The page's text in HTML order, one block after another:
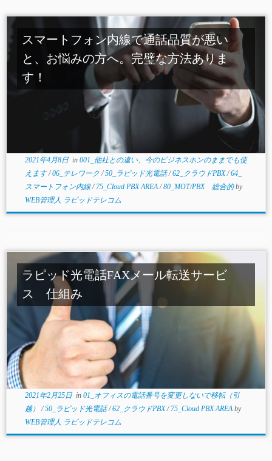
スマートフォン内線で通話品質が悪い
と、お悩みの方へ。完璧な方法ありま
す！
2021年4月8日in 001_他社との違い、今のビジネスホンのままでも使
えます/06_テレワーク/50_ラピッド光電話/62_クラウドPBX/64_
スマートフォン内線/ 75_Cloud PBX AREA/80_MOT/PBX 総合的by
WEB管理人 ラピッドテレコム
ラピッド光電話FAXメール転送サービ
ス 仕組み
2021年2月25日in 01_オフィスの電話番号を変更しないで移転（引
越）/50_ラピッド光電話/62_クラウドPBX/ 75_Cloud PBX AREAby
WEB管理人 ラピッドテレコム